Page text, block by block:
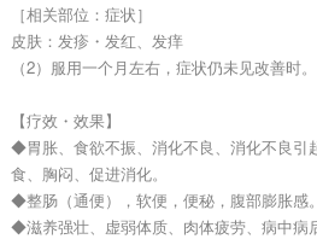
［相关部位：症状］
皮肤：发疹・发红、发痒
（2）服用一个月左右，症状仍未见改善时。
【疗效・效果】
◆胃胀、食欲不振、消化不良、消化不良引
食、胸闷、促进消化。
◆整肠（通便），软便，便秘，腹部膨胀感。
◆滋养强壮、虚弱体质、肉体疲劳、病中病